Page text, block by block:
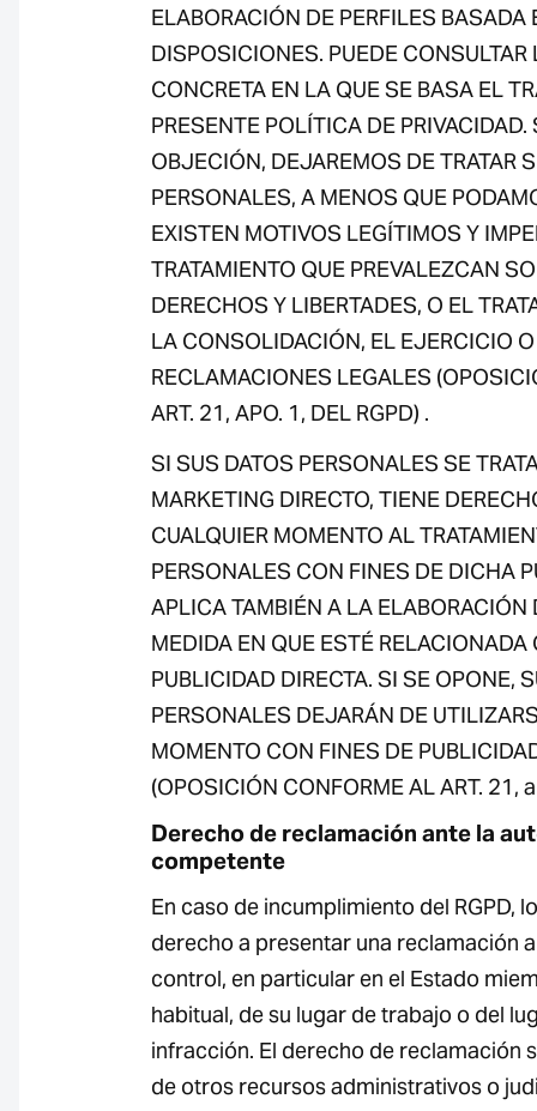
ELABORACIÓN DE PERFILES BASADA
DISPOSICIONES. PUEDE
CONCRETA EN LA QUE SE BASA EL
PRESENTE POLÍTICA DE PRIVACIDAD.
OBJECIÓN, DEJAREMOS DE TRATAR
PERSONALES, A MENOS QUE
EXISTEN MOTIVOS LEGÍTIMOS Y
TRATAMIENTO QUE PREVALEZCAN
DERECHOS Y LIBERTADES, O EL
LA CONSOLIDACIÓN, EL EJERCICIO
RECLAMACIONES LEGALES
ART. 21, APO. 1, DEL RGPD) .
SI SUS DATOS PERSONALES SE
MARKETING DIRECTO, TIENE
CUALQUIER MOMENTO AL
PERSONALES CON FINES DE DICHA
APLICA TAMBIÉN A LA ELABORACIÓN
MEDIDA EN QUE ESTÉ
PUBLICIDAD DIRECTA. SI SE OPONE,
PERSONALES DEJARÁN DE
MOMENTO CON FINES DE
(OPOSICIÓN CONFORME AL ART. 21,
Derecho de reclamación ante la
competente
En caso de incumplimiento del RGPD,
derecho a presentar una reclamación
control, en particular en el Estado
habitual, de su lugar de trabajo o del
infracción. El derecho de reclamación
de otros recursos administrativos o